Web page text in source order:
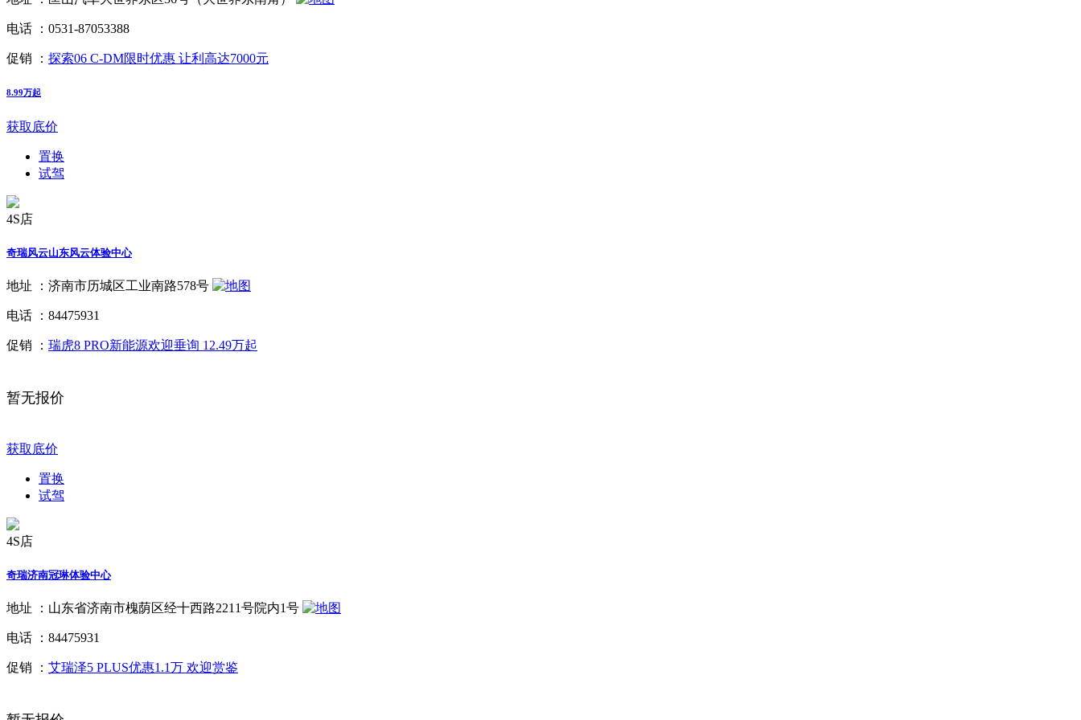
电话 ： 0531-87053388
促销 ： 探索06 C-DM限时优惠 让利高达7000元
8.99万起
获取底价
置换
试驾
4S店
奇瑞风云山东风云体验中心
地址 ： 济南市历城区工业南路578号
电话 ： 84475931
促销 ： 瑞虎8 PRO新能源欢迎垂询 12.49万起
暂无报价
获取底价
置换
试驾
4S店
奇瑞济南冠琳体验中心
地址 ： 山东省济南市槐荫区经十西路2211号院内1号
电话 ： 84475931
促销 ： 艾瑞泽5 PLUS优惠1.1万 欢迎赏鉴